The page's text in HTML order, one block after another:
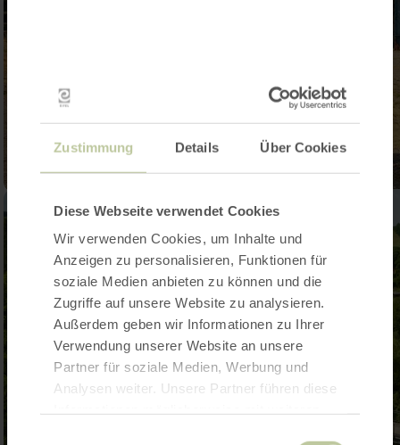
Zustimmung Details Über Cookies
Diese Webseite verwendet Cookies
Wir verwenden Cookies, um Inhalte und
Anzeigen zu personalisieren, Funktionen für
soziale Medien anbieten zu können und die
Zugriffe auf unsere Website zu analysieren.
Außerdem geben wir Informationen zu Ihrer
Verwendung unserer Website an unsere
Partner für soziale Medien, Werbung und
Analysen weiter. Unsere Partner führen diese